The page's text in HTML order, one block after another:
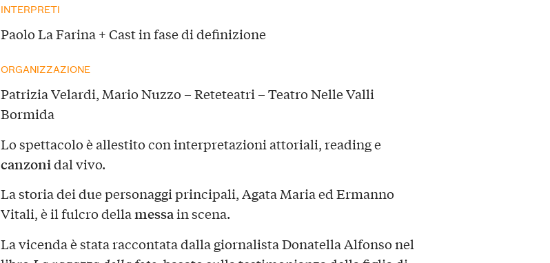
INTERPRETI
Paolo La Farina + Cast in fase di definizione
ORGANIZZAZIONE
Patrizia Velardi, Mario Nuzzo – Reteteatri – Teatro Nelle Valli
Bormida
Lo spettacolo è allestito con interpretazioni attoriali, reading e
canzonidal vivo.
La storia dei due personaggi principali, Agata Maria ed Ermanno
Vitali, è il fulcro dellamessain scena.
La vicenda è stata raccontata dalla giornalista Donatella Alfonso nel